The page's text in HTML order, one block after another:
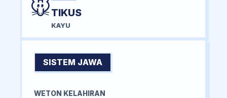
🐭TIKUS
KAYU
SISTEM JAWA
WETON KELAHIRAN